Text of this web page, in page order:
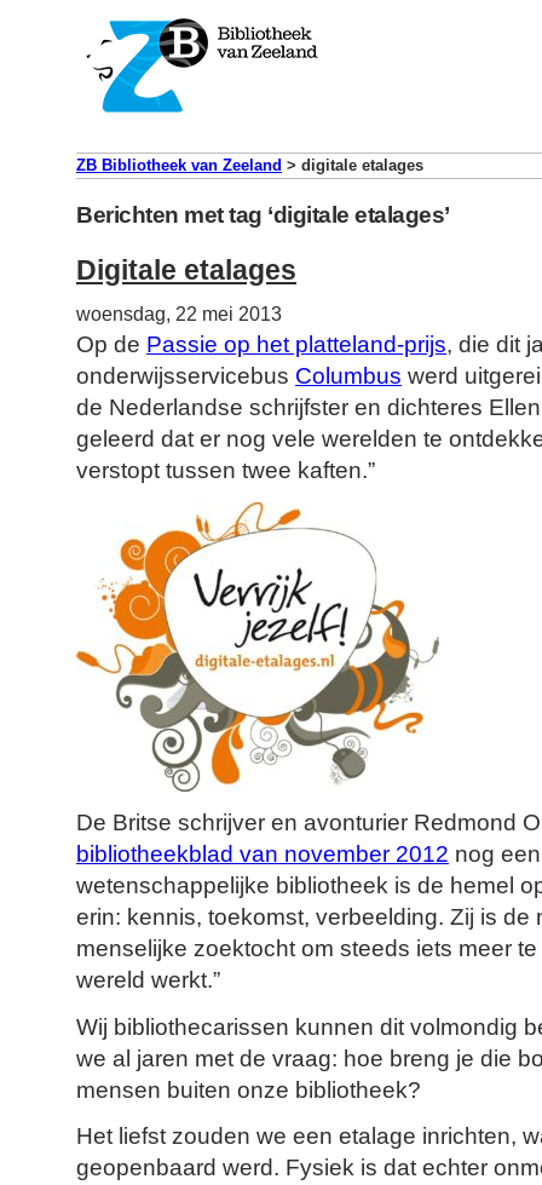
ZB Bibliotheek van Zeeland > digitale etalages
Berichten met tag ‘digitale etalages’
Digitale etalages
woensdag, 22 mei 2013
Op de Passie op het platteland-prijs, die dit
onderwijsservicebus Columbus werd
de Nederlandse schrijfster en dichteres
geleerd dat er nog vele werelden te
verstopt tussen twee kaften.”
De Britse schrijver en avonturier Redmond
bibliotheekblad van november 2012 nog
wetenschappelijke bibliotheek is de hemel
erin: kennis, toekomst, verbeelding. Zij is de
menselijke zoektocht om steeds iets meer
wereld werkt.”
Wij bibliothecarissen kunnen dit volmondig
we al jaren met de vraag: hoe breng je die
mensen buiten onze bibliotheek?
Het liefst zouden we een etalage inrichten,
geopenbaard werd. Fysiek is dat echter